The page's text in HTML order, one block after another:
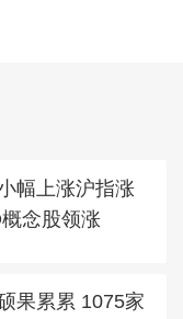
幅上涨沪指涨
念股领涨
果累累 1075家